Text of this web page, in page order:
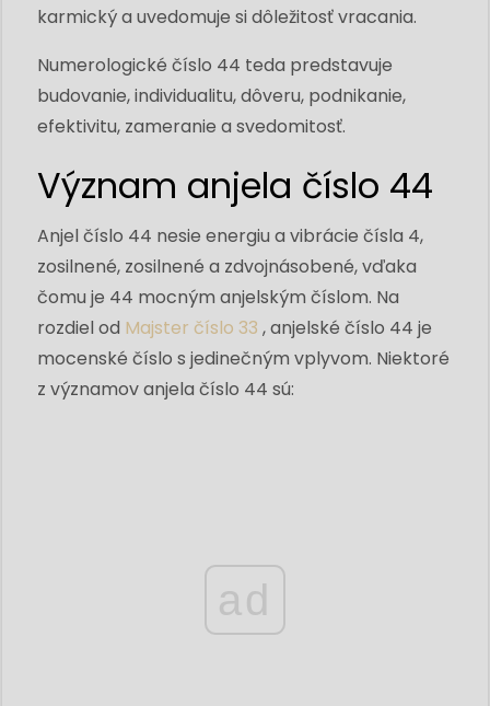
karmický a uvedomuje si dôležitosť vracania.
Numerologické číslo 44 teda predstavuje
budovanie, individualitu, dôveru, podnikanie,
efektivitu, zameranie a svedomitosť.
Význam anjela číslo 44
Anjel číslo 44 nesie energiu a vibrácie čísla 4,
zosilnené, zosilnené a zdvojnásobené, vďaka
čomu je 44 mocným anjelským číslom. Na
rozdiel od Majster číslo 33 , anjelské číslo 44 je
mocenské číslo s jedinečným vplyvom. Niektoré
z významov anjela číslo 44 sú:
ad